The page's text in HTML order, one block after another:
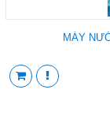
MÁY